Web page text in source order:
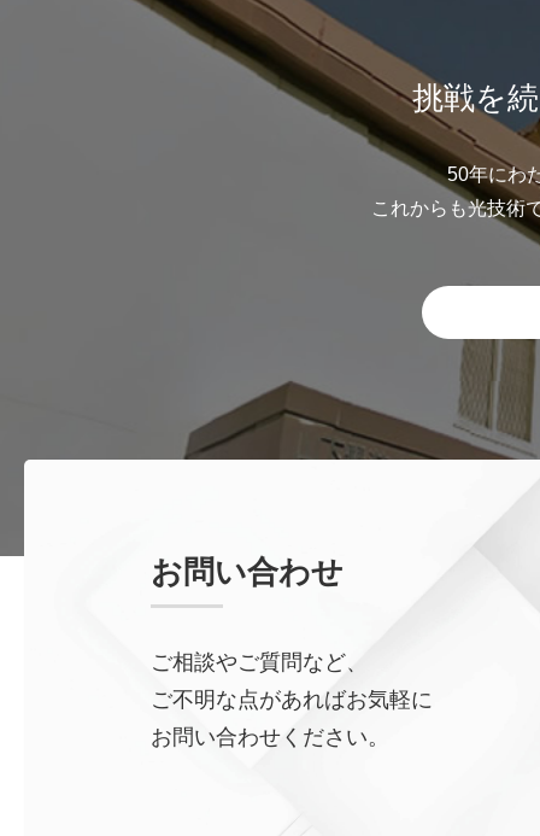
挑戦を
50年にわ
これからも光技術
お問い合わせ
ご相談やご質問など、
ご不明な点があればお気軽に
お問い合わせください。